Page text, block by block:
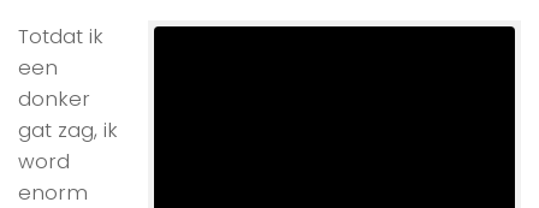
Totdat ik
een
donker
gat zag, ik
word
enorm